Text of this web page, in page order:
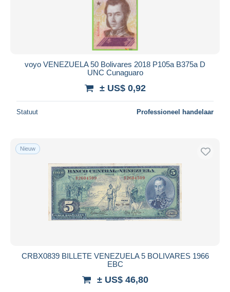
voyo VENEZUELA 50 Bolivares 2018 P105a B375a D
UNC Cunaguaro
± US$ 0,92
Statuut Professioneel handelaar
Nieuw
CRBX0839 BILLETE VENEZUELA 5 BOLIVARES 1966
EBC
± US$ 46,80